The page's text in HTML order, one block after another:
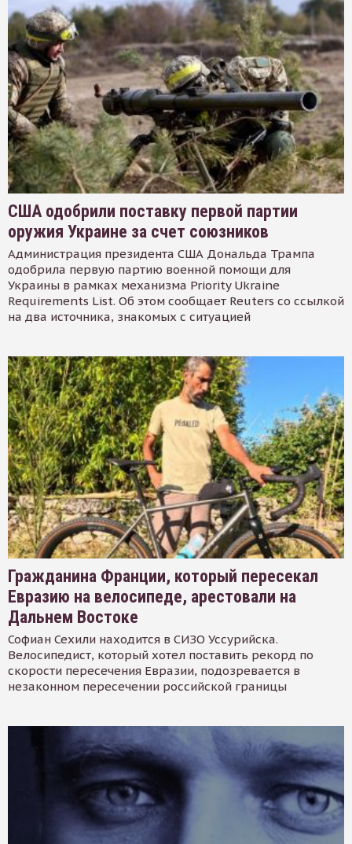
США одобрили поставку первой партии
оружия Украине за счет союзников
Администрация президента США Дональда Трампа
одобрила первую партию военной помощи для
Украины в рамках механизма Priority Ukraine
Requirements List. Об этом сообщает Reuters со ссылкой
на два источника, знакомых с ситуацией
Гражданина Франции, который пересекал
Евразию на велосипеде, арестовали на
Дальнем Востоке
Софиан Сехили находится в СИЗО Уссурийска.
Велосипедист, который хотел поставить рекорд по
скорости пересечения Евразии, подозревается в
незаконном пересечении российской границы